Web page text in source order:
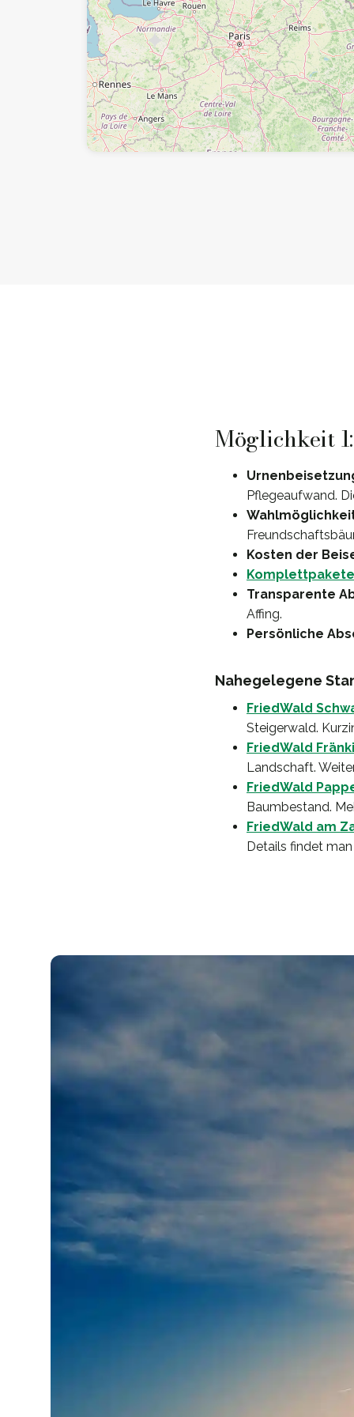
Möglichkeit
Pflegeaufwand.
Kosten der
Komplettpakete
Transparente
Affing.
Persönliche
Nahegelegene
FriedWald
Steigerwald.
FriedWald
Landschaft.
FriedWald
Baumbestand.
FriedWald am
Details findet